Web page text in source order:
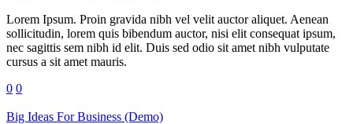
Lorem Ipsum. Proin gravida nibh vel velit auctor aliquet. Aenean
sollicitudin, lorem quis bibendum auctor, nisi elit consequat ipsum,
nec sagittis sem nibh id elit. Duis sed odio sit amet nibh vulputate
cursus a sit amet mauris.
0 0
Big Ideas For Business (Demo)